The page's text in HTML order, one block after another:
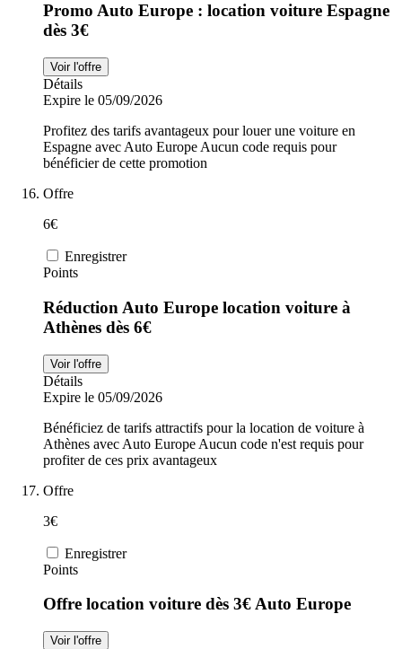
Promo Auto Europe : location voiture Espagne
dès 3€
Voir l'offre
Détails
Expire le 05/09/2026
Profitez des tarifs avantageux pour louer une voiture en
Espagne avec Auto Europe Aucun code requis pour
bénéficier de cette promotion
Offre
6€
Enregistrer
Points
Réduction Auto Europe location voiture à
Athènes dès 6€
Voir l'offre
Détails
Expire le 05/09/2026
Bénéficiez de tarifs attractifs pour la location de voiture à
Athènes avec Auto Europe Aucun code n'est requis pour
profiter de ces prix avantageux
Offre
3€
Enregistrer
Points
Offre location voiture dès 3€ Auto Europe
Voir l'offre